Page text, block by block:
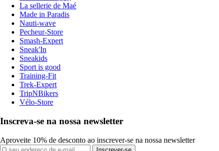
La sellerie de Maé
Made in Paradis
Nauti-wave
Pecheur-Store
Smash-Expert
Sneak'In
Sneakids
Sport is good
Training-Fit
Trek-Expert
TripNBikers
Vélo-Store
Inscreva-se na nossa newsletter
Aproveite 10% de desconto ao inscrever-se na nossa newsletter